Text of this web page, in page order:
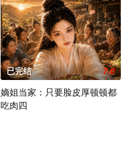
已完结 7.0
嫡姐当家：只要脸皮厚顿顿都
吃肉四